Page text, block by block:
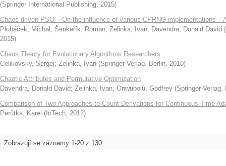
(Springer International Publishing, 2015)
Chaos driven PSO – On the influence of various CPRNG implementations –
Pluháček, Michal ; Šenkeřík, Roman; Zelinka, Ivan; Davendra, Donald David (
2015)
Chaos Theory for Evolutionary Algorithms Researchers
Celikovsky, Sergej; Zelinka, Ivan (Springer-Verlag. Berlin, 2010)
Chaotic Attributes and Permutative Optimization
Davendra, Donald David; Zelinka, Ivan; Onwubolu, Godfrey (Springer-Verlag.
Comparison of Two Approaches to Count Derivations for Continuous-Time
Perůtka, Karel ( InTech, 2012)
Zobrazují se záznamy 1-20 z 130